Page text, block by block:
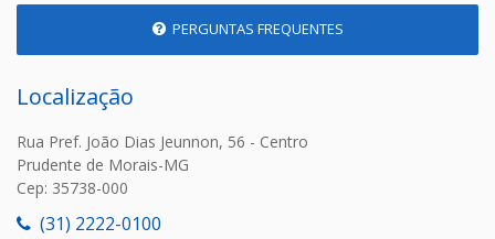
PERGUNTAS FREQUENTES
Localização
Rua Pref. João Dias Jeunnon, 56 - Centro
Prudente de Morais-MG
Cep: 35738-000
(31) 2222-0100